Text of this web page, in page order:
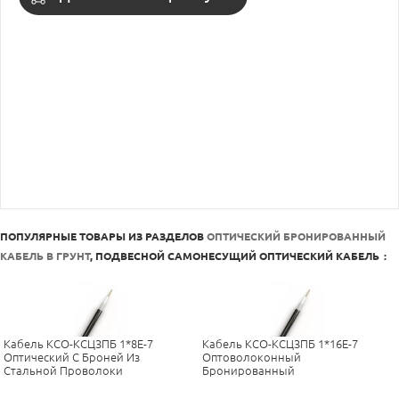
ПОПУЛЯРНЫЕ ТОВАРЫ ИЗ РАЗДЕЛОВ ОПТИЧЕСКИЙ БРОНИРОВАННЫЙ
КАБЕЛЬ В ГРУНТ, ПОДВЕСНОЙ САМОНЕСУЩИЙ ОПТИЧЕСКИЙ КАБЕЛЬ :
Кабель КСО-КСЦЗПБ 1*8Е-7
Оптический С Броней Из
Стальной Проволоки
Кабель КСО-КСЦЗПБ 1*16Е-7
Оптоволоконный
Бронированный